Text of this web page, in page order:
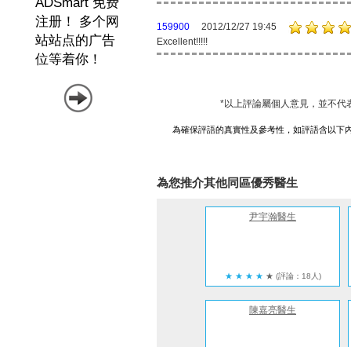
159900
2012/12/27 19:45
Excellent!!!!!
*以上評論屬個人意見，並不代
為確保評語的真實性及參考性，如評語含以下
為您推介其他同區優秀醫生
尹宇瀚醫生
★ ★ ★ ★ ★ (評論：18人)
陳嘉亮醫生